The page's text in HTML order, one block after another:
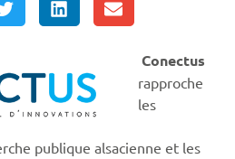
Conectus
rapproche
les
publique alsacienne et les